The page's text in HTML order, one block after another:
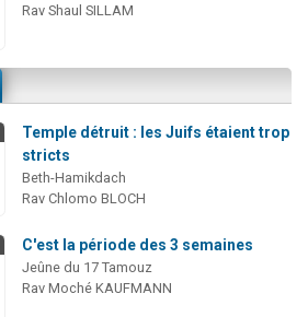
Rav Shaul SILLAM
Temple détruit : les Juifs étaient trop
stricts
Beth-Hamikdach
Rav Chlomo BLOCH
C'est la période des 3 semaines
Jeûne du 17 Tamouz
Rav Moché KAUFMANN